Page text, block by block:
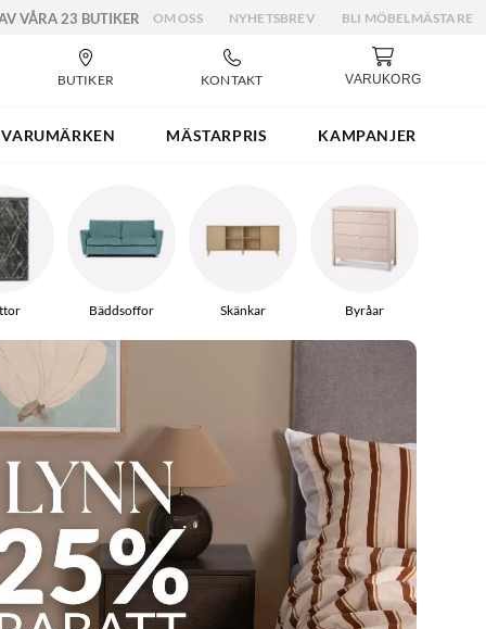
VÅRA 23 BUTIKER OM OSS NYHETSBREV BLI MÖBELMÄSTARE
BUTIKER KONTAKT VARUKORG
VARUMÄRKEN MÄSTARPRIS KAMPANJER
Bäddsoffor Skänkar Byråar